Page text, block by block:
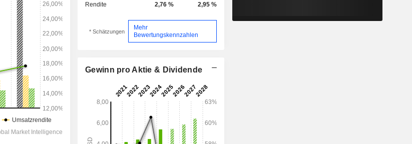
Rendite 2,76 % 2,95 %
* Schätzungen
Mehr
Bewertungskennzahlen
Gewinn pro Aktie & Dividende